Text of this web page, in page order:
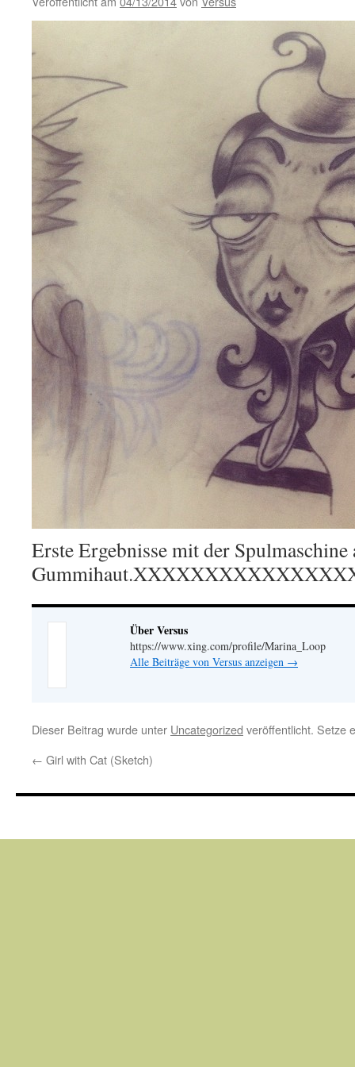
Erste Ergebnisse mit der Spulmaschine
Über Versus
https://www.xing.com/profile/Marina_Loop
Alle Beiträge von Versus anzeigen →
Dieser Beitrag wurde unter Uncategorized veröffentlicht. Setze
← Girl with Cat (Sketch)